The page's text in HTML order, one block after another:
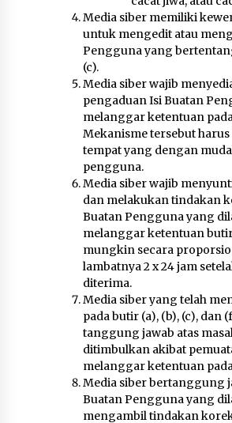
Media siber memiliki
untuk mengedit atau
Pengguna yang
(c).
Media siber wajib
pengaduan Isi Buatan
melanggar ketentuan
Mekanisme tersebut
tempat yang dengan
pengguna.
Media siber wajib
dan melakukan tindakan
Buatan Pengguna yang
melanggar ketentuan
mungkin secara
lambatnya 2 x 24 jam
diterima.
Media siber yang telah
pada butir (a), (b), (c), dan
tanggung jawab atas
ditimbulkan akibat
melanggar ketentuan
Media siber bertanggung
Buatan Pengguna yang
mengambil tindakan